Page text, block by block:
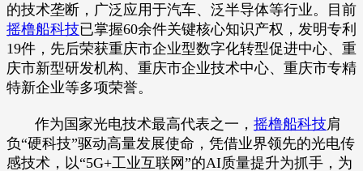
的技术垄断，广泛应用于汽车、泛半导体等行业。目前
摇橹船科技已掌握60余件关键核心知识产权，发明专利
19件，先后荣获重庆市企业型数字化转型促进中心、重
庆市新型研发机构、重庆市企业技术中心、重庆市专精
特新企业等多项荣誉。
作为国家光电技术最高代表之一， 摇橹船科技肩
负“硬科技”驱动高量发展使命，凭借业界领先的光电传
感技术，以“5G+工业互联网”的AI质量提升为抓手，为